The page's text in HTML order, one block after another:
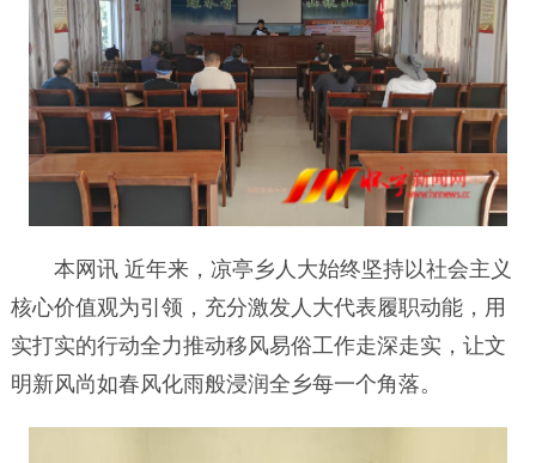
本网讯 近年来，凉亭乡人大始终坚持以社会主义
核心价值观为引领，充分激发人大代表履职动能，用
实打实的行动全力推动移风易俗工作走深走实，让文
明新风尚如春风化雨般浸润全乡每一个角落。